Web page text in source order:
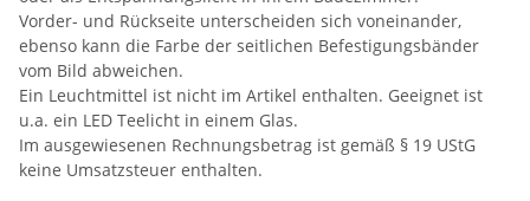
Vorder- und Rückseite unterscheiden sich voneinander,
ebenso kann die Farbe der seitlichen Befestigungsbänder
vom Bild abweichen.
Ein Leuchtmittel ist nicht im Artikel enthalten. Geeignet ist
u.a. ein LED Teelicht in einem Glas.
Im ausgewiesenen Rechnungsbetrag ist gemäß § 19 UStG
keine Umsatzsteuer enthalten.